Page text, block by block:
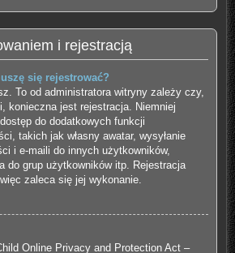
i rejestracją
się rejestrować?
To od administratora witryny zależy czy,
konieczna jest rejestracja. Niemniej
do dodatkowych funkcji
takich jak własny awatar, wysyłanie
i e-maili do innych użytkowników,
do grup użytkowników itp. Rejestracja
zaleca się jej wykonanie.
Online Privacy and Protection Act –